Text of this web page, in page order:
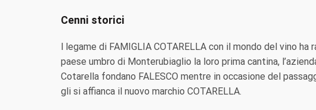
Cenni storici
l legame di FAMIGLIA COTARELLA con il mondo del vino
paese umbro di Monterubiaglio la loro prima cantina,
Cotarella fondano FALESCO mentre in occasione del
gli si affianca il nuovo marchio COTARELLA.